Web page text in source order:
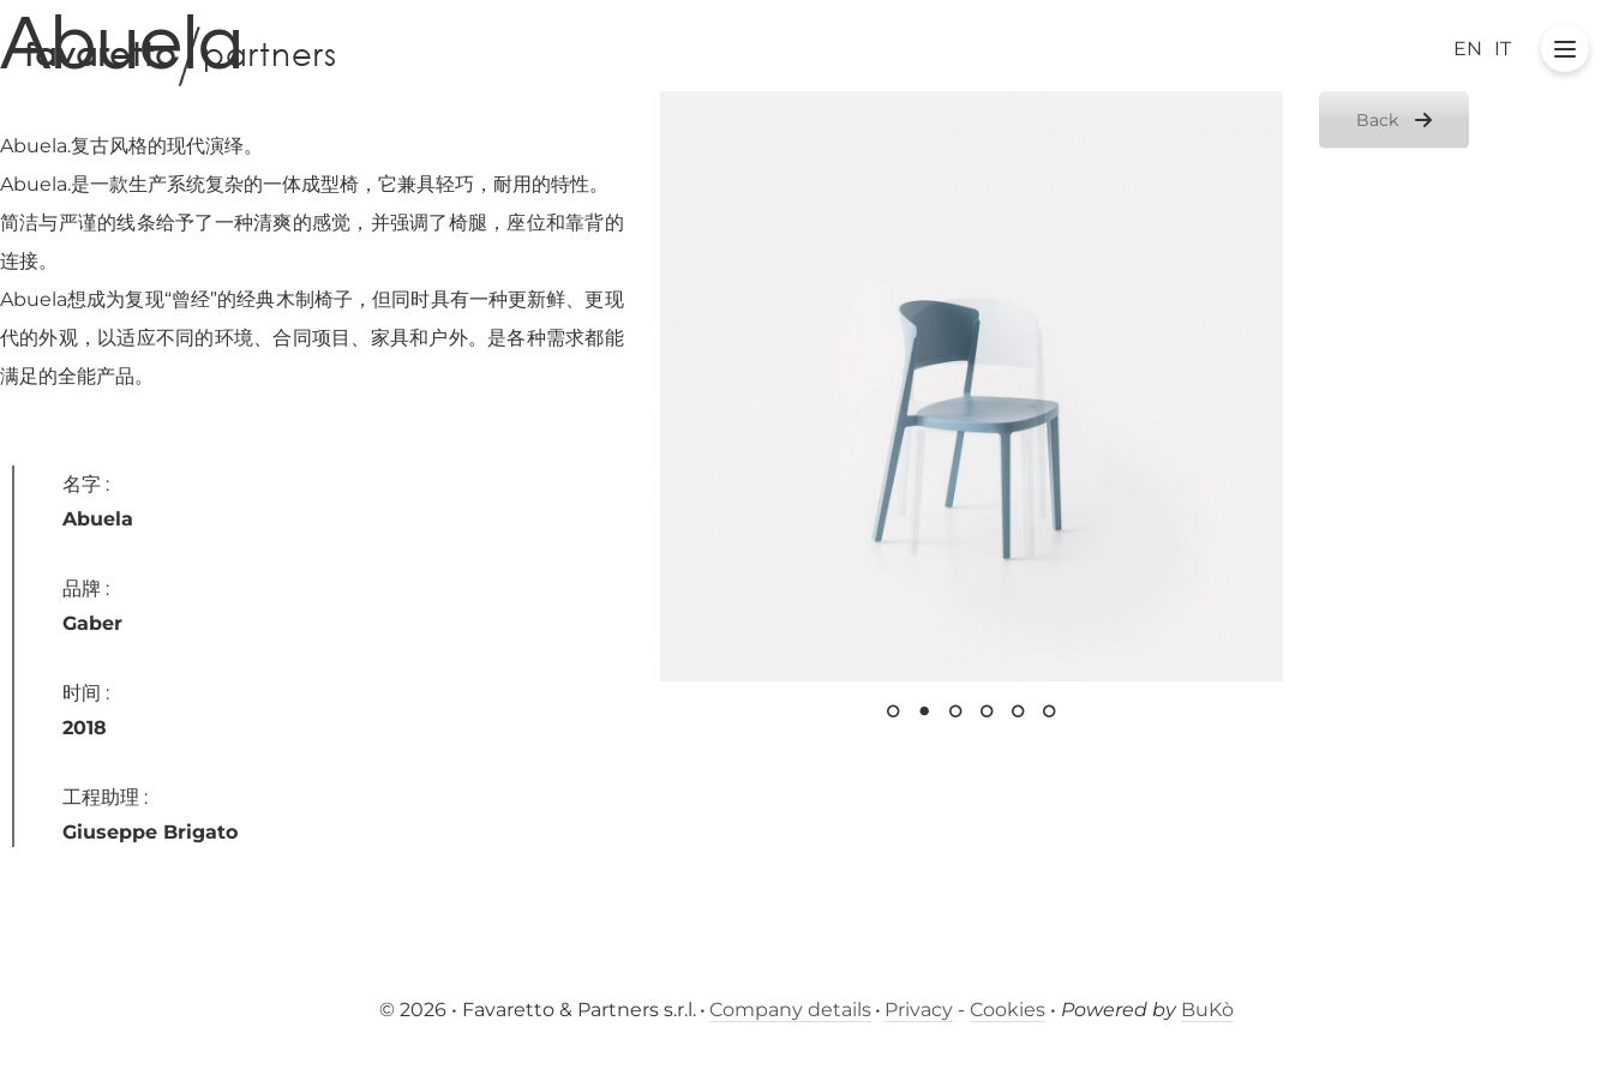
favaretto partners EN IT
联系我们
Abuela
Abuela.复古风格的现代演绎。
Abuela.是一款生产系统复杂的一体成型椅，它兼具轻巧，耐用的特性。
简洁与严谨的线条给予了一种清爽的感觉，并强调了椅腿，座位和靠背的
连接。
Abuela想成为复现“曾经”的经典木制椅子，但同时具有一种更新鲜、更现
代的外观，以适应不同的环境、合同项目、家具和户外。是各种需求都能
满足的全能产品。
名字 :
Abuela
品牌 :
Gaber
时间 :
2018
工程助理 :
Giuseppe Brigato
Back
© 2026 • Favaretto & Partners s.r.l. • Company details • Privacy - Cookies • Powered by BuKò